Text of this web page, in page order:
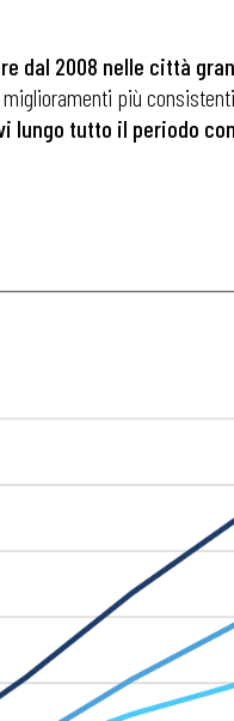
dal 2008 nelle città
più
lungo tutto il periodo